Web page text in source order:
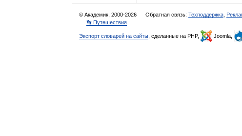
© Академик, 2000-2026 Обратная связь: Техподдержка
👣 Путешествия
Экспорт словарей на сайты , сделанные на PHP, Joomla,